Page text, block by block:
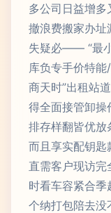
多公司日益增
撤浪费搬家办址
失疑必—— “最
库负专手价特
商天时”出租站
得全面接管卸操
排存样翻皆优放
而且享实配钥匙
直需客户现访完
时看车容紧合
个纳打包陪去